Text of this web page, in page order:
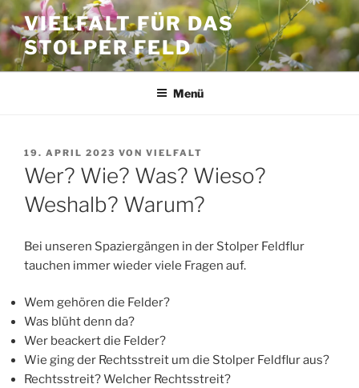
Zum
Inhalt
springen
VIELFALT FÜR DAS
STOLPER FELD
Menü
VERÖFFENTLICHT
AM
19. APRIL 2023 VON VIELFALT
Wer? Wie? Was? Wieso?
Weshalb? Warum?
Bei unseren Spaziergängen in der Stolper Feldflur
tauchen immer wieder viele Fragen auf.
Wem gehören die Felder?
Was blüht denn da?
Wer beackert die Felder?
Wie ging der Rechtsstreit um die Stolper Feldflur aus?
Rechtsstreit? Welcher Rechtsstreit?